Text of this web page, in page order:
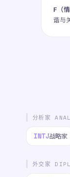
F（情
谐与
分析家
INTJ战略家
外交家